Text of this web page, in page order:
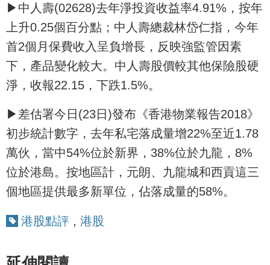
▶中人壽(02628)去年淨投資收益率4.91%，按年
上升0.25個百分點；中人壽總裁林岱仁指，今年
首2個月保費收入呈負增長，反映強監管因素
下，產品變化較大。中人壽股價較其他保險股硬
淨，收報22.15，下跌1.5%。
▶差估署今日(23日)發布《香港物業報告2018》
初步統計數字，去年私宅落成量增22%至近1.78
萬伙，當中54%位於新界，38%位於九龍，8%
位於港島。按地區計，元朗、九龍城和西貢這三
個地區提供最多新單位，佔落成量的58%。
港股點評 , 港股